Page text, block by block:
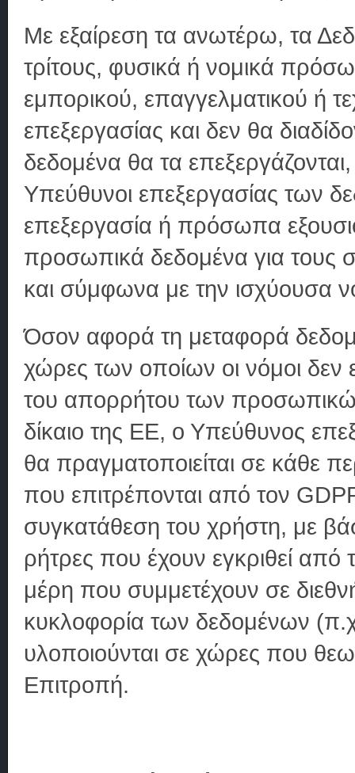
Με εξαίρεση τα ανωτέρω, τα
τρίτους, φυσικά ή νομικά
εμπορικού, επαγγελματικού ή
επεξεργασίας και δεν θα
δεδομένα θα τα
Υπεύθυνοι επεξεργασίας των
επεξεργασία ή πρόσωπα
προσωπικά δεδομένα για
και σύμφωνα με την ισχύουσα
Όσον αφορά τη μεταφορά
χώρες των οποίων οι νόμοι δεν
του απορρήτου των
δίκαιο της ΕΕ, ο Υπεύθυνος
θα πραγματοποιείται σε κάθε
που επιτρέπονται από τον
συγκατάθεση του χρήστη, με
ρήτρες που έχουν εγκριθεί
μέρη που συμμετέχουν σε
κυκλοφορία των δεδομένων
υλοποιούνται σε χώρες που
Επιτροπή.